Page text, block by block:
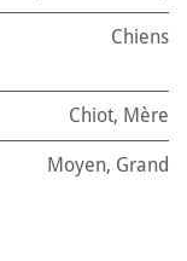
Chiens
Chiot, Mère
Moyen, Grand